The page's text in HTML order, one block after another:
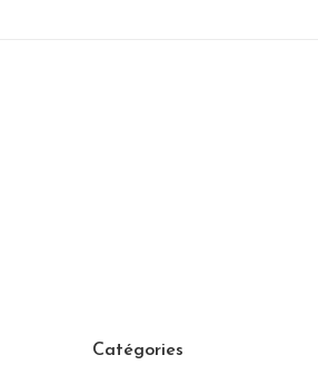
Catégories